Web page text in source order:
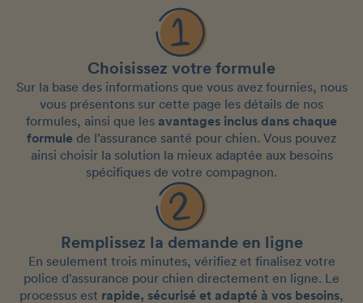
Choisissez votre formule
Sur la base des informations que vous avez fournies, nous
vous présentons sur cette page les détails de nos
formules, ainsi que les avantages inclus dans chaque
formule de l’assurance santé pour chien. Vous pouvez
ainsi choisir la solution la mieux adaptée aux besoins
spécifiques de votre compagnon.
Remplissez la demande en ligne
En seulement trois minutes, vérifiez et finalisez votre
police d’assurance pour chien directement en ligne. Le
processus est rapide, sécurisé et adapté à vos besoins,